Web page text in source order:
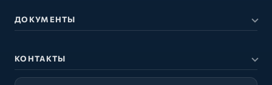
ДОКУМЕНТЫ
КОНТАКТЫ